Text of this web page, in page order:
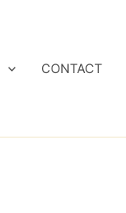
CONTACT